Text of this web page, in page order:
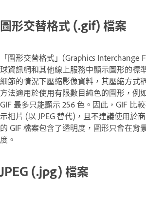
圖形交替格式 (.gif) 檔案
「圖形交替格式」(Graphics Interchange
球資訊網和其他線上服務中顯示圖形的標
細節的情況下壓縮影像資料，其壓縮方式
方法適用於使用有限數目純色的圖形，例
GIF 最多只能顯示 256 色。因此，GIF 比
示相片 (以 JPEG 替代)，且不建議使用於
的 GIF 檔案包含了透明度，圖形只會在背
度。
JPEG (.jpg) 檔案